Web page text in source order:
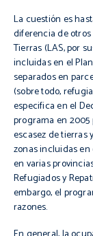
La cuestión es
diferencia de
Tierras (LAS, por
incluidas en el
separados en
(sobre todo,
especifica en el
programa en 2005
escasez de tierras
zonas incluidas
en varias
Refugiados y
embargo, el
razones.